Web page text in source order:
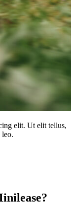
elit. Ut elit tellus,
leo.